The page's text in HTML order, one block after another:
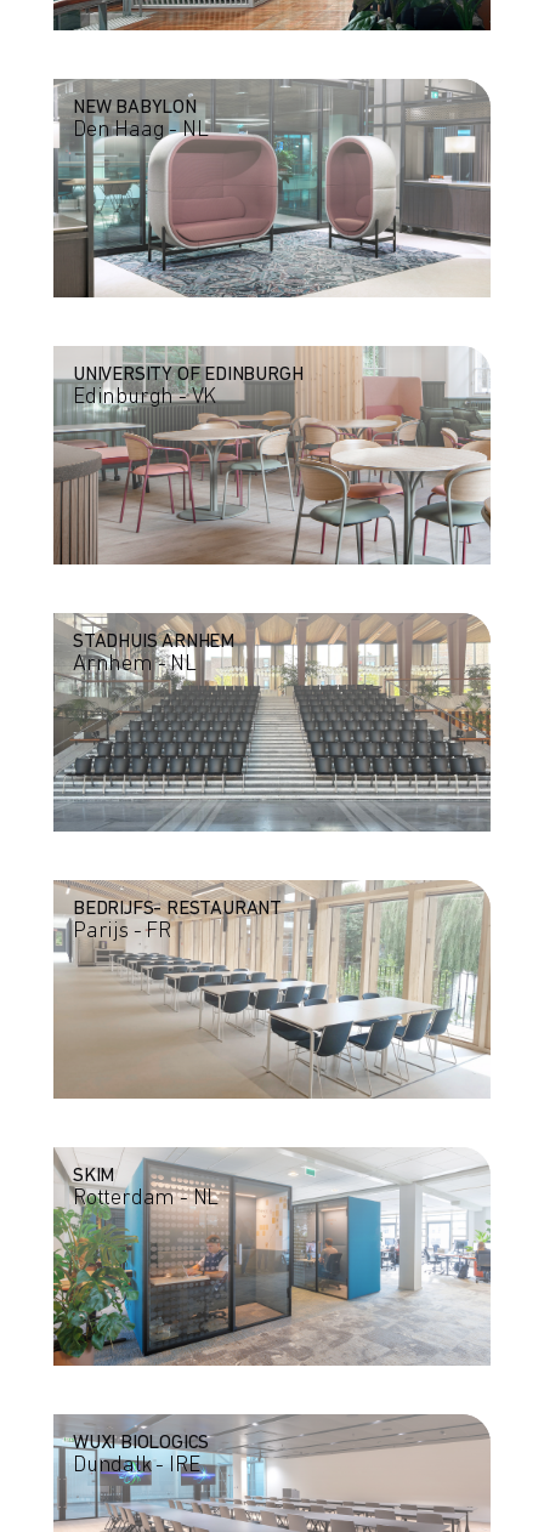
NEW BABYLON
Den Haag - NL
UNIVERSITY OF EDINBURGH
Edinburgh - VK
STADHUIS ARNHEM
Arnhem - NL
BEDRIJFS- RESTAURANT
Parijs - FR
SKIM
Rotterdam - NL
WUXI BIOLOGICS
Dundalk - IRE